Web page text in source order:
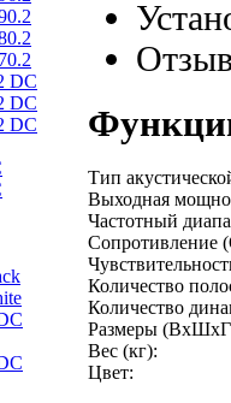
DC
DC
DC
Тип
Выходная
Частотный
Сопротивление
Количество
Количество
Размеры
Вес (кг):
Цвет: